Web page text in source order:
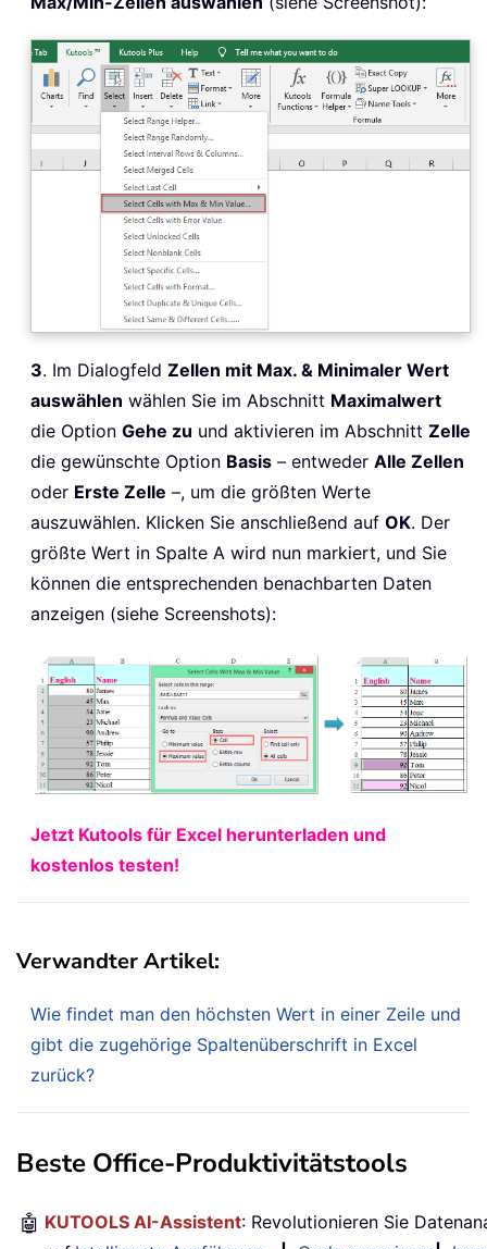
3. Im Dialogfeld Zellen mit Max. & Minimaler Wert
auswählen wählen Sie im Abschnitt Maximalwert
die Option Gehe zu und aktivieren im Abschnitt Zelle
die gewünschte Option Basis – entweder Alle Zellen
oder Erste Zelle –, um die größten Werte
auszuwählen. Klicken Sie anschließend auf OK. Der
größte Wert in Spalte A wird nun markiert, und Sie
können die entsprechenden benachbarten Daten
anzeigen (siehe Screenshots):
Jetzt Kutools für Excel herunterladen und
kostenlos testen!
Verwandter Artikel:
Wie findet man den höchsten Wert in einer Zeile und
gibt die zugehörige Spaltenüberschrift in Excel
zurück?
Beste Office-Produktivitätstools
🤖 KUTOOLS AI-Assistent: Revolutionieren Sie